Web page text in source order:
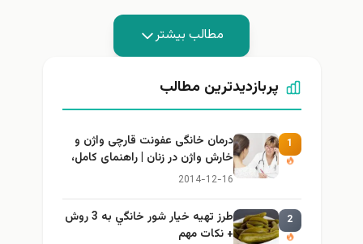
مطالب بیشتر
پربازدیدترین مطالب
1
درمان خانگی عفونت قارچی واژن و
خارش واژن در زنان | راهنمای کامل،
ایمن و کاربردی
2014-12-16
2
طرز تهيه خیار شور خانگي به 3 روش
+ نكات مهم